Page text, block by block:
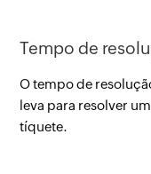
Tempo de
O tempo de
leva para resolver
tíquete.